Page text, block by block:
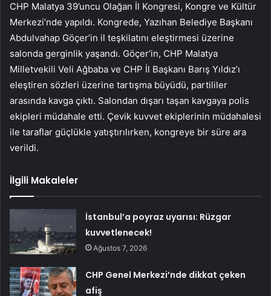
CHP Malatya 39’uncu Olağan İl Kongresi, Kongre ve Kültür
Merkezi’nde yapıldı. Kongrede, Yazıhan Belediye Başkanı
Abdulvahap Göçer’in il teşkilatını eleştirmesi üzerine
salonda gerginlik yaşandı. Göçer’in, CHP Malatya
Milletvekili Veli Ağbaba ve CHP İl Başkanı Barış Yıldız’ı
eleştiren sözleri üzerine tartışma büyüdü, partililer
arasında kavga çıktı. Salondan dışarı taşan kavgaya polis
ekipleri müdahale etti. Çevik kuvvet ekiplerinin müdahalesi
ile taraflar güçlükle yatıştırılırken, kongreye bir süre ara
verildi.
İlgili Makaleler
İstanbul’a poyraz uyarısı: Rüzgar
kuvvetlenecek!
Ağustos 7, 2026
CHP Genel Merkezi’nde dikkat çeken
afiş